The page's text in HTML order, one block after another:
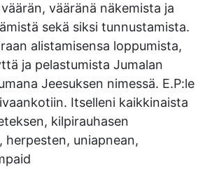
vääränä näkemista ja
sekä siksi tunnustamista.
alistamisensa loppumista,
ja pelastumista Jumalan
Jeesuksen nimessä. E.P:le
Itselleni kaikkinaista
kilpirauhasen
herpesten, uniapnean,